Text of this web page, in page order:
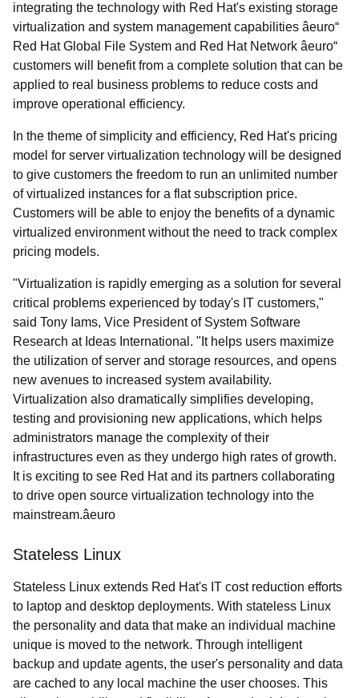
integrating the technology with Red Hat's existing storage
virtualization and system management capabilities âeuro“
Red Hat Global File System and Red Hat Network âeuro“
customers will benefit from a complete solution that can be
applied to real business problems to reduce costs and
improve operational efficiency.
In the theme of simplicity and efficiency, Red Hat's pricing
model for server virtualization technology will be designed
to give customers the freedom to run an unlimited number
of virtualized instances for a flat subscription price.
Customers will be able to enjoy the benefits of a dynamic
virtualized environment without the need to track complex
pricing models.
"Virtualization is rapidly emerging as a solution for several
critical problems experienced by today's IT customers,"
said Tony Iams, Vice President of System Software
Research at Ideas International. "It helps users maximize
the utilization of server and storage resources, and opens
new avenues to increased system availability.
Virtualization also dramatically simplifies developing,
testing and provisioning new applications, which helps
administrators manage the complexity of their
infrastructures even as they undergo high rates of growth.
It is exciting to see Red Hat and its partners collaborating
to drive open source virtualization technology into the
mainstream.âeuro
Stateless Linux
Stateless Linux extends Red Hat's IT cost reduction efforts
to laptop and desktop deployments. With stateless Linux
the personality and data that make an individual machine
unique is moved to the network. Through intelligent
backup and update agents, the user's personality and data
are cached to any local machine the user chooses. This